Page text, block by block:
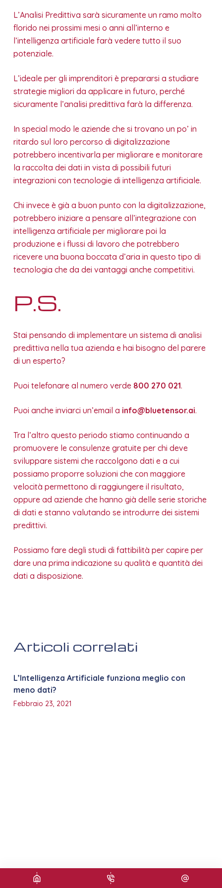
L’Analisi Predittiva sarà sicuramente un ramo molto
florido nei prossimi mesi o anni all’interno e
l’intelligenza artificiale farà vedere tutto il suo
potenziale.
L’ideale per gli imprenditori è prepararsi a studiare
strategie migliori da applicare in futuro, perché
sicuramente l’analisi predittiva farà la differenza.
In special modo le aziende che si trovano un po’ in
ritardo sul loro percorso di digitalizzazione
potrebbero incentivarla per migliorare e monitorare
la raccolta dei dati in vista di possibili futuri
integrazioni con tecnologie di intelligenza artificiale.
Chi invece è già a buon punto con la digitalizzazione,
potrebbero iniziare a pensare all’integrazione con
intelligenza artificiale per migliorare poi la
produzione e i flussi di lavoro che potrebbero
ricevere una buona boccata d’aria in questo tipo di
tecnologia che da dei vantaggi anche competitivi.
P.S.
Stai pensando di implementare un sistema di analisi
predittiva nella tua azienda e hai bisogno del parere
di un esperto?
Puoi telefonare al numero verde 800 270 021.
Puoi anche inviarci un’email a info@bluetensor.ai.
Tra l’altro questo periodo stiamo continuando a
promuovere le consulenze gratuite per chi deve
sviluppare sistemi che raccolgono dati e a cui
possiamo proporre soluzioni che con maggiore
velocità permettono di raggiungere il risultato,
oppure ad aziende che hanno già delle serie storiche
di dati e stanno valutando se introdurre dei sistemi
predittivi.
Possiamo fare degli studi di fattibilità per capire per
dare una prima indicazione su qualità e quantità dei
dati a disposizione.
Articoli correlati
L’Intelligenza Artificiale funziona meglio con
meno dati?
Febbraio 23, 2021